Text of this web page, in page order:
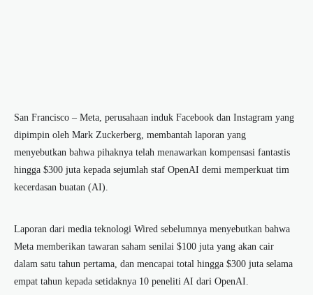
San Francisco – Meta, perusahaan induk Facebook dan Instagram yang
dipimpin oleh Mark Zuckerberg, membantah laporan yang
menyebutkan bahwa pihaknya telah menawarkan kompensasi fantastis
hingga $300 juta kepada sejumlah staf OpenAI demi memperkuat tim
kecerdasan buatan (AI).
Laporan dari media teknologi Wired sebelumnya menyebutkan bahwa
Meta memberikan tawaran saham senilai $100 juta yang akan cair
dalam satu tahun pertama, dan mencapai total hingga $300 juta selama
empat tahun kepada setidaknya 10 peneliti AI dari OpenAI.